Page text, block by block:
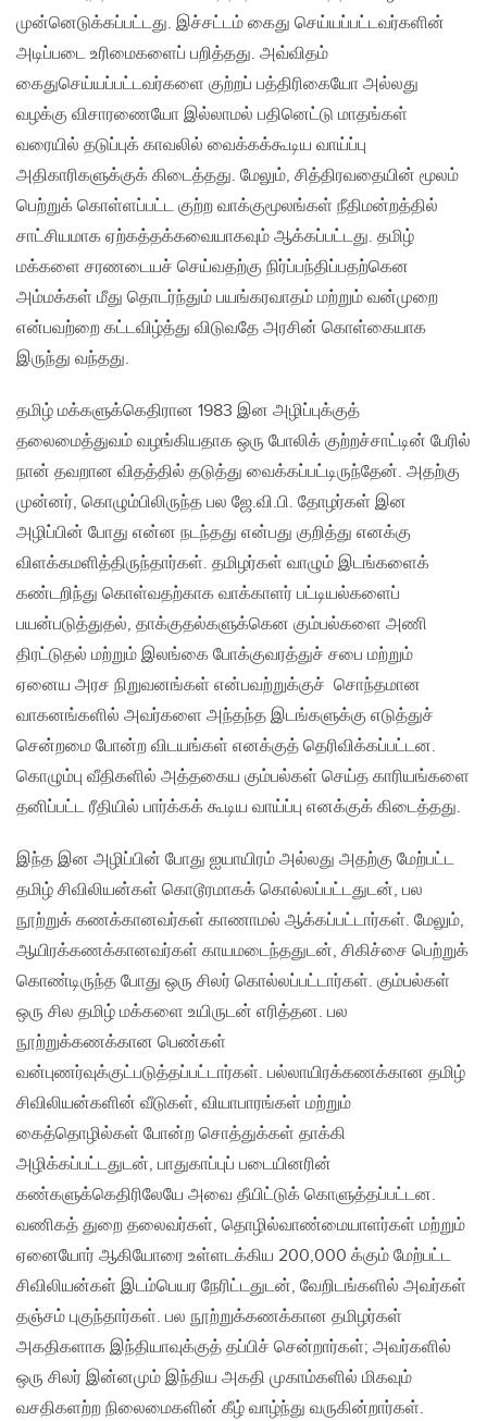
முன்னெடுக்கப்பட்டது. இச்சட்டம் கைது செய்யப்பட்டவர்களின்
அடிப்படை உரிமைகளைப் பறித்தது. அவ்விதம்
கைதுசெய்யப்பட்டவர்களை குற்றப் பத்திரிகையோ அல்லது
வழக்கு விசாரணையோ இல்லாமல் பதினெட்டு மாதங்கள்
வரையில் தடுப்புக் காவலில் வைக்கக்கூடிய வாய்ப்பு
அதிகாரிகளுக்குக் கிடைத்தது. மேலும், சித்திரவதையின் மூலம்
பெற்றுக் கொள்ளப்பட்ட குற்ற வாக்குமூலங்கள் நீதிமன்றத்தில்
சாட்சியமாக ஏற்கத்தக்கவையாகவும் ஆக்கப்பட்டது. தமிழ்
மக்களை சரணடையச் செய்வதற்கு நிர்ப்பந்திப்பதற்கென
அம்மக்கள் மீது தொடர்ந்தும் பயங்கரவாதம் மற்றும் வன்முறை
என்பவற்றை கட்டவிழ்த்து விடுவதே அரசின் கொள்கையாக
இருந்து வந்தது.
தமிழ் மக்களுக்கெதிரான 1983 இன அழிப்புக்குத்
தலைமைத்துவம் வழங்கியதாக ஒரு போலிக் குற்றச்சாட்டின் பேரில்
நான் தவறான விதத்தில் தடுத்து வைக்கப்பட்டிருந்தேன். அதற்கு
முன்னர், கொழும்பிலிருந்த பல ஜே.வி.பி. தோழர்கள் இன
அழிப்பின் போது என்ன நடந்தது என்பது குறித்து எனக்கு
விளக்கமளித்திருந்தார்கள். தமிழர்கள் வாழும் இடங்களைக்
கண்டறிந்து கொள்வதற்காக வாக்காளர் பட்டியல்களைப்
பயன்படுத்துதல், தாக்குதல்களுக்கென கும்பல்களை அணி
திரட்டுதல் மற்றும் இலங்கை போக்குவரத்துச் சபை மற்றும்
ஏனைய அரச நிறுவனங்கள் என்பவற்றுக்குச் சொந்தமான
வாகனங்களில் அவர்களை அந்தந்த இடங்களுக்கு எடுத்துச்
சென்றமை போன்ற விடயங்கள் எனக்குத் தெரிவிக்கப்பட்டன.
கொழும்பு வீதிகளில் அத்தகைய கும்பல்கள் செய்த காரியங்களை
தனிப்பட்ட ரீதியில் பார்க்கக் கூடிய வாய்ப்பு எனக்குக் கிடைத்தது.
இந்த இன அழிப்பின் போது ஐயாயிரம் அல்லது அதற்கு மேற்பட்ட
தமிழ் சிவிலியன்கள் கொடூரமாகக் கொல்லப்பட்டதுடன், பல
நூற்றுக் கணக்கானவர்கள் காணாமல் ஆக்கப்பட்டார்கள். மேலும்,
ஆயிரக்கணக்கானவர்கள் காயமடைந்ததுடன், சிகிச்சை பெற்றுக்
கொண்டிருந்த போது ஒரு சிலர் கொல்லப்பட்டார்கள். கும்பல்கள்
ஒரு சில தமிழ் மக்களை உயிருடன் எரித்தன. பல
நூற்றுக்கணக்கான பெண்கள்
வன்புணர்வுக்குட்படுத்தப்பட்டார்கள். பல்லாயிரக்கணக்கான தமிழ்
சிவிலியன்களின் வீடுகள், வியாபாரங்கள் மற்றும்
கைத்தொழில்கள் போன்ற சொத்துக்கள் தாக்கி
அழிக்கப்பட்டதுடன், பாதுகாப்புப் படையினரின்
கண்களுக்கெதிரிலேயே அவை தீயிட்டுக் கொளுத்தப்பட்டன.
வணிகத் துறை தலைவர்கள், தொழில்வாண்மையாளர்கள் மற்றும்
ஏனையோர் ஆகியோரை உள்ளடக்கிய 200,000 க்கும் மேற்பட்ட
சிவிலியன்கள் இடம்பெயர நேரிட்டதுடன், வேறிடங்களில் அவர்கள்
தஞ்சம் புகுந்தார்கள். பல நூற்றுக்கணக்கான தமிழர்கள்
அகதிகளாக இந்தியாவுக்குத் தப்பிச் சென்றார்கள்; அவர்களில்
ஒரு சிலர் இன்னமும் இந்திய அகதி முகாம்களில் மிகவும்
வசதிகளற்ற நிலைமைகளின் கீழ் வாழ்ந்து வருகின்றார்கள்.